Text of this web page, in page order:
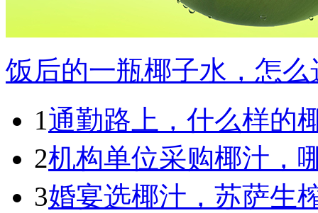
饭后的一瓶椰子水，怎
1通勤路上，什么样的
2机构单位采购椰汁，
3婚宴选椰汁，苏萨生